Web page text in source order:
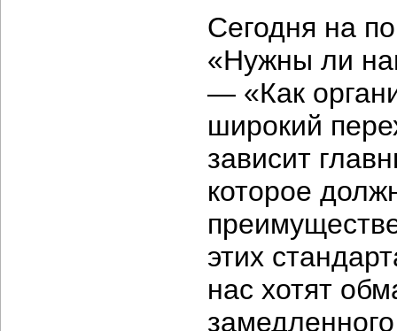
Сегодня на
«Нужны ли
— «Как
широкий
зависит
которое
этих
нас хотят